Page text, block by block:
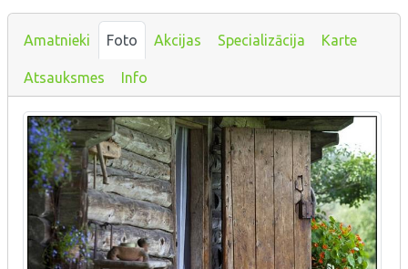
Amatnieki Foto Akcijas Specializācija Karte
Atsauksmes Info